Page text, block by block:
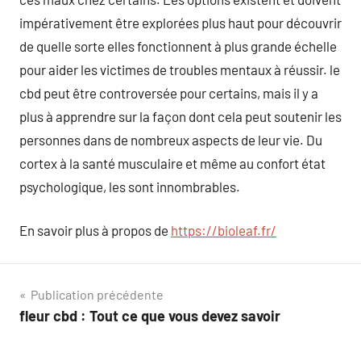
impérativement être explorées plus haut pour découvrir
de quelle sorte elles fonctionnent à plus grande échelle
pour aider les victimes de troubles mentaux à réussir. le
cbd peut être controversée pour certains, mais il y a
plus à apprendre sur la façon dont cela peut soutenir les
personnes dans de nombreux aspects de leur vie. Du
cortex à la santé musculaire et même au confort état
psychologique, les sont innombrables.
En savoir plus à propos de https://bioleaf.fr/
Navigation
de
Publication précédente
fleur cbd : Tout ce que vous devez savoir